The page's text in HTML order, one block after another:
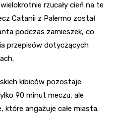
rzucały cień na te
Catanii z Palermo został
podczas zamieszek, co
przepisów dotyczących
kibiców pozostaje
90 minut meczu, ale
które angażuje całe miasta.